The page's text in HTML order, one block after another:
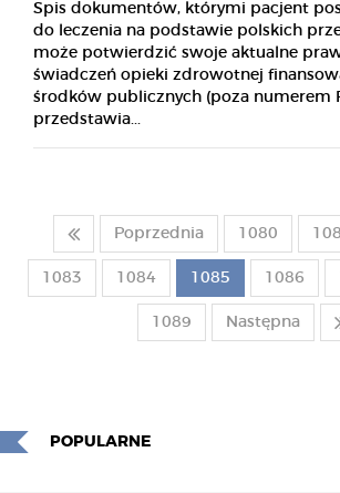
Spis dokumentów, którymi pacjent
do leczenia na podstawie polskich
może potwierdzić swoje aktualne
świadczeń opieki zdrowotnej
środków publicznych (poza numerem
przedstawia...
Poprzednia 1080
1083 1084 1085 1086
1089 Następna
POPULARNE